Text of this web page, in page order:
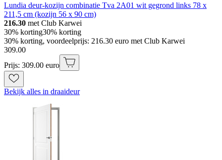
Lundia deur-kozijn combinatie Tva 2A01 wit gegrond links 78 x
211,5 cm (kozijn 56 x 90 cm)
216.30 met Club Karwei
30% korting30% korting
30% korting, voordeelprijs: 216.30 euro met Club Karwei
309.00
Prijs: 309.00 euro
Bekijk alles in draaideur